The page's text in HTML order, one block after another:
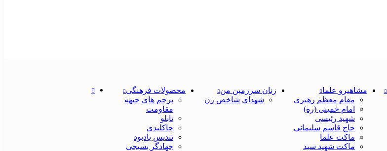
مشاهیرو علما
مقام معظم رهبری
امام خمینی (ره)
شهید رئیسی
حاج قاسم سلیمانی
ماکت علما
ماکت شهید سید
زنان سرزمین من
شهدای شاخص زن
محصولات فرهنگی
پرچم های جبهه
مقاومت
تابلو
جاکلیدی
تندیس یادبود
جهادگر بسیجی